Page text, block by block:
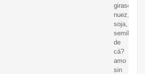
girasol,
nuez,
soja,
semillas
de
cá?
amo
sin